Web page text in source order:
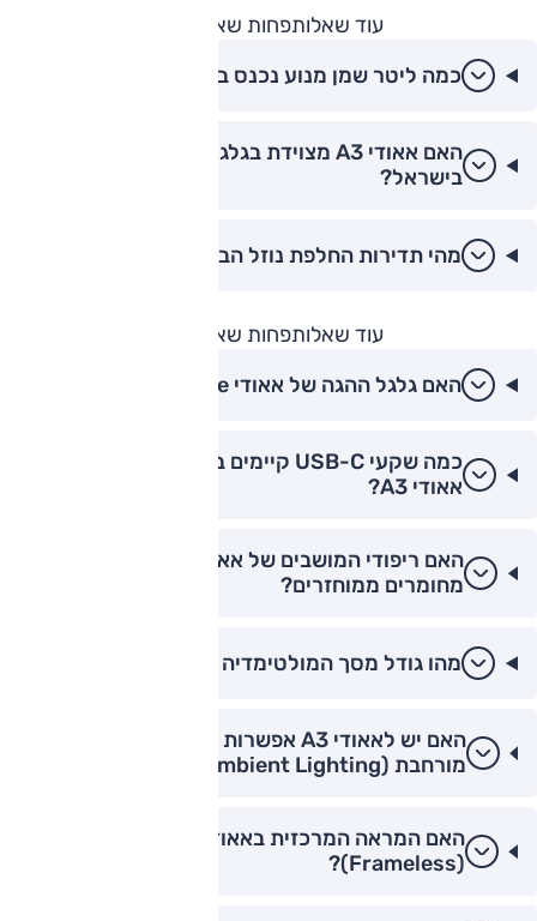
עוד שאלותפחות שאלות
כמה ליטר שמן מנוע נכנס בטיפול של אאודי A3?
האם אאודי A3 מצוידת בגלגל רזרבי (ספייר)
בישראל?
מהי תדירות החלפת נוזל הבלמים באאודי A3?
עוד שאלותפחות שאלות
האם גלגל ההגה של אאודי A3 S-Line הוא קטום?
כמה שקעי USB-C קיימים בתא הנוסעים של
אאודי A3?
מחומרים ממוחזרים?
מהו גודל מסך המולטימדיה המרכזי באאודי A3?
האם יש לאאודי A3 אפשרות לתאורת אווירה
מורחבת (Ambient Lighting)?
(Frameless)?